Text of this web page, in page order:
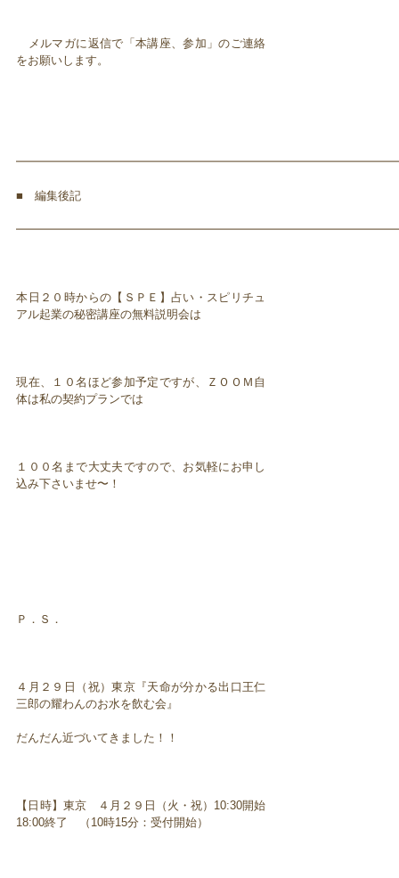
メルマガに返信で「本講座、参加」のご連絡
をお願いします。
■ 編集後記
本日２０時からの【ＳＰＥ】占い・スピリチュ
アル起業の秘密講座の無料説明会は
現在、１０名ほど参加予定ですが、ＺＯＯＭ自
体は私の契約プランでは
１００名まで大丈夫ですので、お気軽にお申し
込み下さいませ〜！
Ｐ．Ｓ．
４月２９日（祝）東京『天命が分かる出口王仁
三郎の耀わんのお水を飲む会』
だんだん近づいてきました！！
【日時】東京 ４月２９日（火・祝）10:30開始
18:00終了 （10時15分：受付開始）